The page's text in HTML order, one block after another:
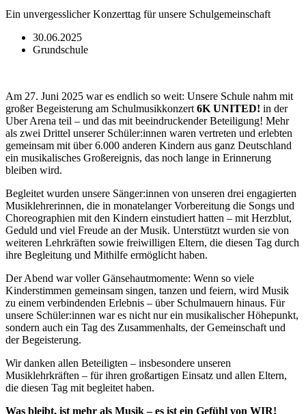
Ein unvergesslicher Konzerttag für unsere Schulgemeinschaft
30.06.2025
Grundschule
Am 27. Juni 2025 war es endlich so weit: Unsere Schule nahm mit
großer Begeisterung am Schulmusikkonzert 6K UNITED! in der
Uber Arena teil – und das mit beeindruckender Beteiligung! Mehr
als zwei Drittel unserer Schüler:innen waren vertreten und erlebten
gemeinsam mit über 6.000 anderen Kindern aus ganz Deutschland
ein musikalisches Großereignis, das noch lange in Erinnerung
bleiben wird.
Begleitet wurden unsere Sänger:innen von unseren drei engagierten
Musiklehrerinnen, die in monatelanger Vorbereitung die Songs und
Choreographien mit den Kindern einstudiert hatten – mit Herzblut,
Geduld und viel Freude an der Musik. Unterstützt wurden sie von
weiteren Lehrkräften sowie freiwilligen Eltern, die diesen Tag durch
ihre Begleitung und Mithilfe ermöglicht haben.
Der Abend war voller Gänsehautmomente: Wenn so viele
Kinderstimmen gemeinsam singen, tanzen und feiern, wird Musik
zu einem verbindenden Erlebnis – über Schulmauern hinaus. Für
unsere Schüler:innen war es nicht nur ein musikalischer Höhepunkt,
sondern auch ein Tag des Zusammenhalts, der Gemeinschaft und
der Begeisterung.
Wir danken allen Beteiligten – insbesondere unseren
Musiklehrkräften – für ihren großartigen Einsatz und allen Eltern,
die diesen Tag mit begleitet haben.
Was bleibt, ist mehr als Musik – es ist ein Gefühl von WIR!